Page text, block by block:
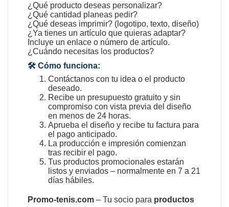
¿Qué producto deseas personalizar?
¿Qué cantidad planeas pedir?
¿Qué deseas imprimir? (logotipo, texto, diseño)
¿Ya tienes un artículo que quieras adaptar?
Incluye un enlace o número de artículo.
¿Cuándo necesitas los productos?
🛠️ Cómo funciona:
Contáctanos con tu idea o el producto
deseado.
Recibe un presupuesto gratuito y sin
compromiso con vista previa del diseño
en menos de 24 horas.
Aprueba el diseño y recibe tu factura para
el pago anticipado.
La producción e impresión comienzan
tras recibir el pago.
Tus productos promocionales estarán
listos y enviados – normalmente en 7 a 21
días hábiles.
Promo-tenis.com – Tu socio para productos